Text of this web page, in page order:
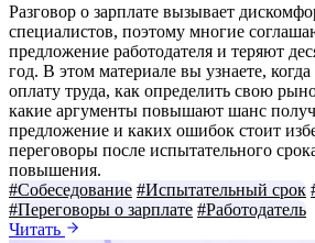
Разговор о зарплате вызывает
специалистов, поэтому многие
предложение работодателя и теряют
год. В этом материале вы узнаете,
оплату труда, как определить свою
какие аргументы повышают шанс
предложение и каких ошибок стоит
переговоры после испытательного
повышения.
#Собеседование #Испытательный срок
#Переговоры о зарплате #Работодатель
Читать